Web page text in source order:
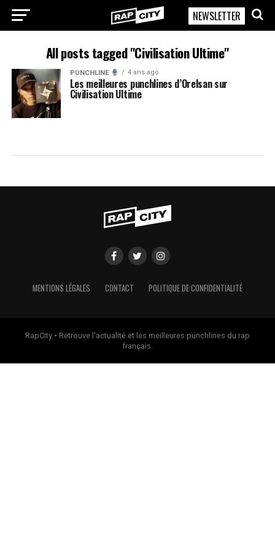
RapCity
NEWSLETTER
All posts tagged "Civilisation Ultime"
PUNCHLINE 4 ans ago
Les meilleures punchlines d’Orelsan sur
Civilisation Ultime
MENTIONS LÉGALES CONTACT POLITIQUE DE CONFIDENTIALITÉ
RapCity • Retrouve l'actualité et les meilleures punchlines du rap
français.